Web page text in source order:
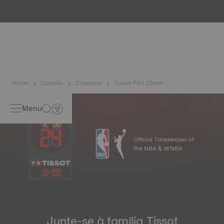
Home Coleção Clássicos Tissot PRX 25mm
Menu
16:03
Official Timekeeper of
the NBA & WNBA